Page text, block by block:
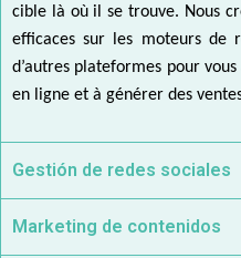
cible là où il se trouve. Nous
efficaces sur les moteurs de
d’autres plateformes pour
en ligne et à générer des
Gestión de redes sociales
Marketing de contenidos